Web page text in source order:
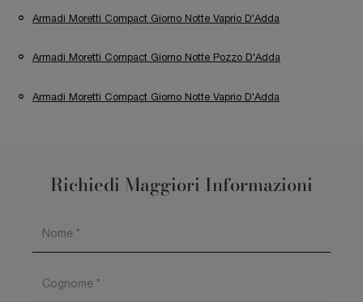
Armadi Moretti Compact Giorno Notte Vaprio D'Adda
Armadi Moretti Compact Giorno Notte Pozzo D'Adda
Armadi Moretti Compact Giorno Notte Vaprio D'Adda
Richiedi Maggiori Informazioni